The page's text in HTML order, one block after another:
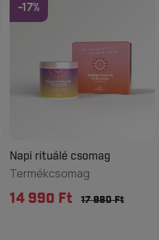
-17%
Napi rituálé csomag
Termékcsomag
14 990 Ft 17 980 Ft